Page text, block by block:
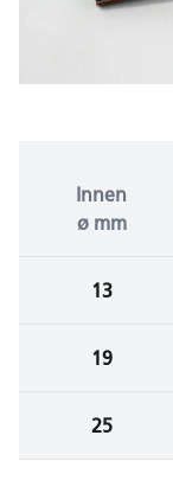
Innen
ø mm
13
19
25